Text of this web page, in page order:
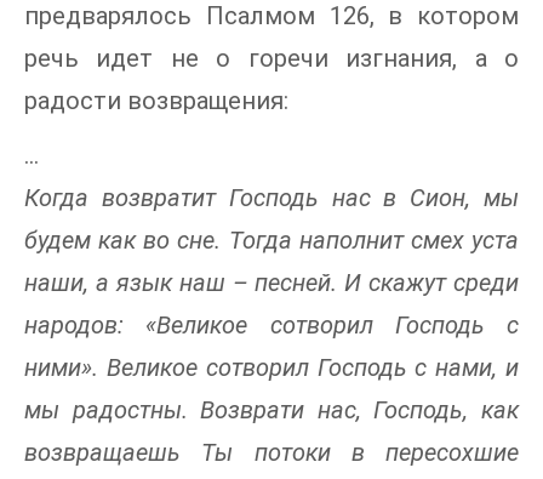
предварялось Псалмом 126, в котором
речь идет не о горечи изгнания, а о
радости возвращения:
...
Когда возвратит Господь нас в Сион, мы
будем как во сне. Тогда наполнит смех уста
наши, а язык наш – песней. И скажут среди
народов: «Великое сотворил Господь с
ними». Великое сотворил Господь с нами, и
мы радостны. Возврати нас, Господь, как
возвращаешь Ты потоки в пересохшие